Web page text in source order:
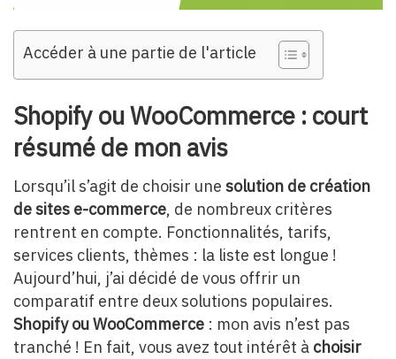
Accéder à une partie de l'article
Shopify ou WooCommerce : court
résumé de mon avis
Lorsqu’il s’agit de choisir une solution de création
de sites e-commerce, de nombreux critères
rentrent en compte. Fonctionnalités, tarifs,
services clients, thèmes : la liste est longue !
Aujourd’hui, j’ai décidé de vous offrir un
comparatif entre deux solutions populaires.
Shopify ou WooCommerce : mon avis n’est pas
tranché ! En fait, vous avez tout intérêt à choisir